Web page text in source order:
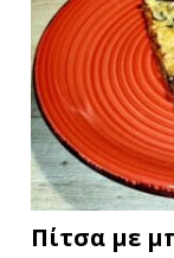
Πίτσα με